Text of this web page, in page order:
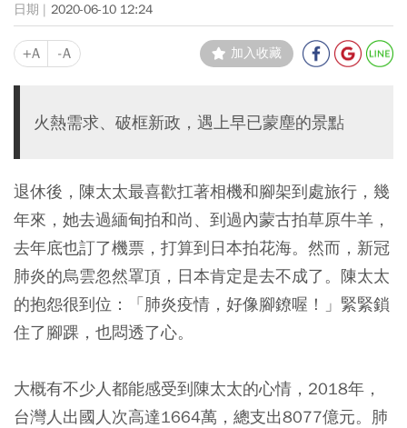
2020-06-10 12:24
+A -A 加入收藏
火熱需求、破框新政，遇上早已蒙塵的景點
退休後，陳太太最喜歡扛著相機和腳架到處旅行，幾
年來，她去過緬甸拍和尚、到過內蒙古拍草原牛羊，
去年底也訂了機票，打算到日本拍花海。然而，新冠
肺炎的烏雲忽然罩頂，日本肯定是去不成了。陳太太
的抱怨很到位：「肺炎疫情，好像腳鐐喔！」緊緊鎖
住了腳踝，也悶透了心。
大概有不少人都能感受到陳太太的心情，2018年，
台灣人出國人次高達1664萬，總支出8077億元。肺